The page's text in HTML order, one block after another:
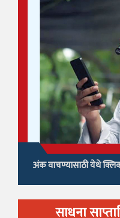
अंक वाचण्यासाठी येथे
साधना